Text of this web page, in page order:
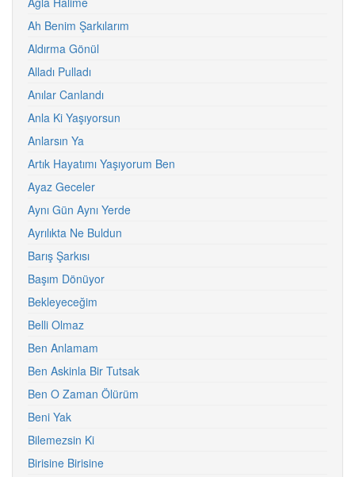
Ah Benim Şarkılarım
Aldırma Gönül
Alladı Pulladı
Anılar Canlandı
Anla Ki Yaşıyorsun
Anlarsın Ya
Artık Hayatımı Yaşıyorum Ben
Ayaz Geceler
Aynı Gün Aynı Yerde
Ayrılıkta Ne Buldun
Barış Şarkısı
Başım Dönüyor
Bekleyeceğim
Belli Olmaz
Ben Anlamam
Ben Askinla Bir Tutsak
Ben O Zaman Ölürüm
Beni Yak
Bilemezsin Ki
Birisine Birisine